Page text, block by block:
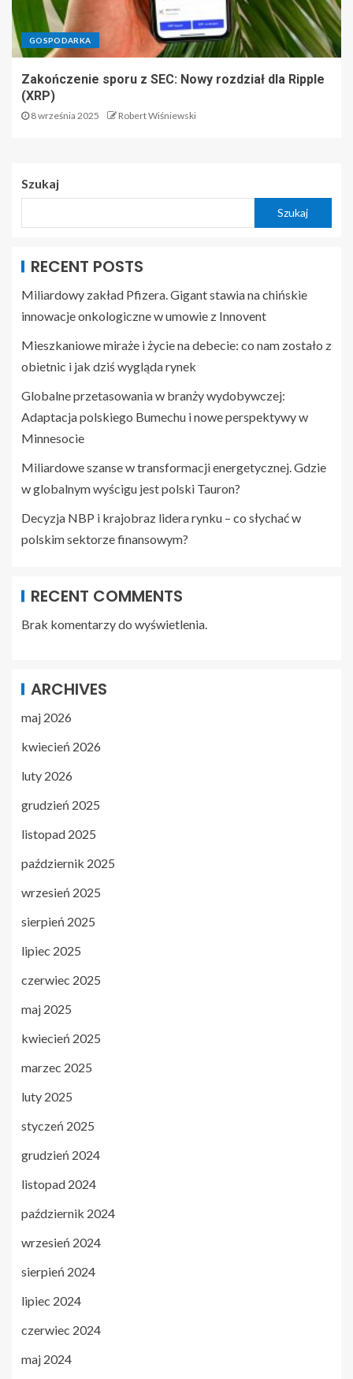
GOSPODARKA
Zakończenie sporu z SEC: Nowy rozdział dla Ripple
(XRP)
8 września 2025 Robert Wiśniewski
Szukaj
Szukaj
RECENT POSTS
Miliardowy zakład Pfizera. Gigant stawia na chińskie
innowacje onkologiczne w umowie z Innovent
Mieszkaniowe miraże i życie na debecie: co nam zostało z
obietnic i jak dziś wygląda rynek
Globalne przetasowania w branży wydobywczej:
Adaptacja polskiego Bumechu i nowe perspektywy w
Minnesocie
Miliardowe szanse w transformacji energetycznej. Gdzie
w globalnym wyścigu jest polski Tauron?
Decyzja NBP i krajobraz lidera rynku – co słychać w
polskim sektorze finansowym?
RECENT COMMENTS
Brak komentarzy do wyświetlenia.
ARCHIVES
maj 2026
kwiecień 2026
luty 2026
grudzień 2025
listopad 2025
październik 2025
wrzesień 2025
sierpień 2025
lipiec 2025
czerwiec 2025
maj 2025
kwiecień 2025
marzec 2025
luty 2025
styczeń 2025
grudzień 2024
listopad 2024
październik 2024
wrzesień 2024
sierpień 2024
lipiec 2024
czerwiec 2024
maj 2024